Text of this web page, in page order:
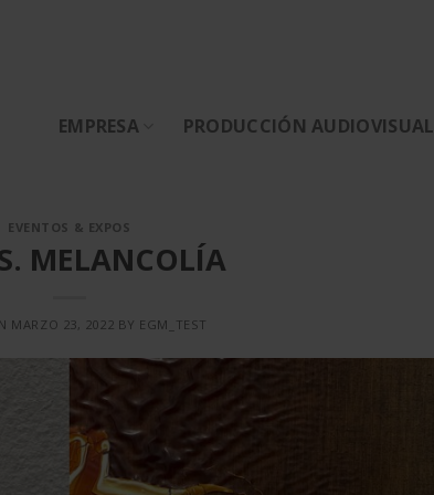
EMPRESA PRODUCCIÓN AUDIOVISUAL
EVENTOS & EXPOS
MELANCOLÍA
MARZO 23, 2022 BY EGM_TEST